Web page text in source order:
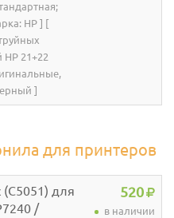
HP ] [
21+22
]
для принтеров
(C5051) для
/
520
в наличии